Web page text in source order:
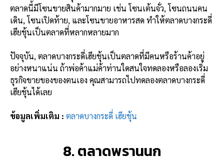
ตลาดนี้มีโซนขายสินค้ามากมาย เช่น โซนเต้นจั่ว, โซนถนนคน
เดิน, โซนเปิดท้าย, และโซนขายอาหารสด ทำให้ตลาดบางกระดี่
เฮียชุ้นเป็นตลาดที่หลากหลายมาก
ปัจจุบัน, ตลาดบางกระดี่เฮียชุ้นเป็นตลาดที่มีคนหรือร้านค้าอยู่
อย่างหนาแน่น ถ้าพ่อค้าแม่ค้าท่านใดสนใจทดลองหรือลองเริ่ม
ธุรกิจขายของของตนเอง คุณสามารถไปทดลองตลาดบางกระดี่
เฮียชุ้นได้เลย
ข้อมูลเพิ่มเติม : ตลาดบางกระดี่ เฮียชุ้น
8. ตลาดพรานนก